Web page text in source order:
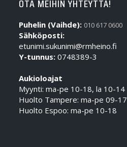
OTA MEIHIN YHTEYTTÄ!
Puhelin (Vaihde): 010 617 0600
Sähköposti:
etunimi.sukunimi@rmheino.fi
Y-tunnus: 0748389-3
Aukioloajat
Myynti: ma-pe 10-18, la 10-14
Huolto Tampere: ma-pe 09-17
Huolto Espoo: ma-pe 10-18